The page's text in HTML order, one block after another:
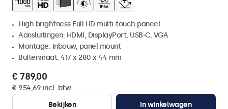
High brightness Full HD multi-touch paneel
Aansluitingen: HDMI, DisplayPort, USB-C, VGA
Montage: inbouw, panel mount
Buitenmaat: 417 x 280 x 44 mm
€ 789,00
€ 954,69 incl. btw
Bekijken
In winkelwagen